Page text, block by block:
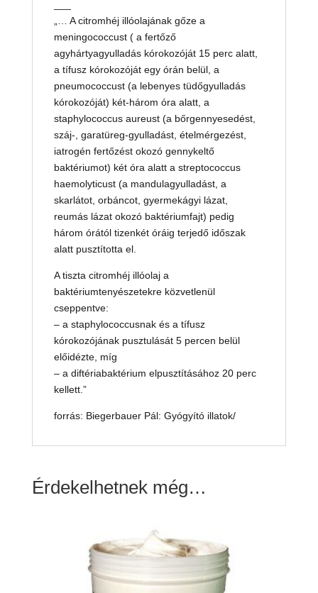
„… A citromhéj illóolajának gőze a
meningococcust ( a fertőző
agyhártyagyulladás kórokozóját 15 perc alatt,
a tífusz kórokozóját egy órán belül, a
pneumococcust (a lebenyes tüdőgyulladás
kórokozóját) két-három óra alatt, a
staphylococcus aureust (a bőrgennyesedést,
száj-, garatüreg-gyulladást, ételmérgezést,
iatrogén fertőzést okozó gennykeltő
baktériumot) két óra alatt a streptococcus
haemolyticust (a mandulagyulladást, a
skarlátot, orbáncot, gyermekágyi lázat,
reumás lázat okozó baktériumfajt) pedig
három órától tizenkét óráig terjedő időszak
alatt pusztította el.
A tiszta citromhéj illóolaj a
baktériumtenyészetekre közvetlenül
cseppentve:
– a staphylococcusnak és a tífusz
kórokozójának pusztulását 5 percen belül
előidézte, míg
– a diftériabaktérium elpusztításához 20 perc
kellett.”
forrás: Biegerbauer Pál: Gyógyító illatok/
Érdekelhetnek még…